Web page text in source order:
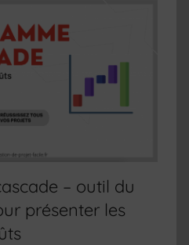
– outil du
présenter les